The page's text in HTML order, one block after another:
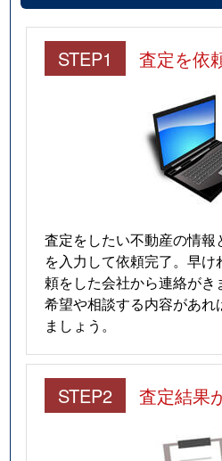
STEP1 査定を依
査定をしたい不動産の情
を入力して依頼完了。早
頼をした会社から連絡がき
希望や相談する内容があれ
ましょう。
STEP2 査定結果